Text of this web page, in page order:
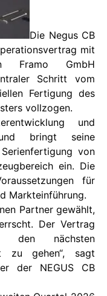
Die Negus CB
mit
Framo GmbH
Schritt vom
Fertigung des
vollzogen.
und
bringt seine
von
ein. Die
für
Markteinführung.
Partner gewählt,
Der Vertrag
den nächsten
zu gehen“, sagt
der NEGUS CB